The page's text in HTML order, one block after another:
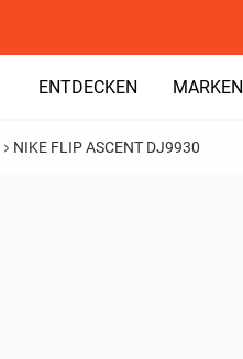
ENTDECKEN MARKEN
NIKE FLIP ASCENT DJ9930